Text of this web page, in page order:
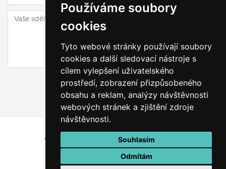
Používáme soubory
cookies
Tyto webové stránky používají soubory
cookies a další sledovací nástroje s
cílem vylepšení uživatelského
prostředí, zobrazení přizpůsobeného
obsahu a reklam, analýzy návštěvnosti
webových stránek a zjištění zdroje
návštěvnosti.
Souhlasím
Odmítám
ODESLAT DOTAZ
© Všechna práva vyhrazena Výškyzavás.cz
VRÁTIT SE ZPĚT NAHORU